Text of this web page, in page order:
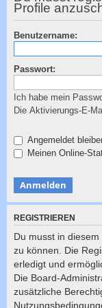
Profile
Benutzername:
Passwort:
Ich habe mein
Die Aktivierungs-E-
Angemeldet
Meinen Online-
REGISTRIEREN
Du musst in
zu können. Die
erledigt und
Die Board-
zusätzliche